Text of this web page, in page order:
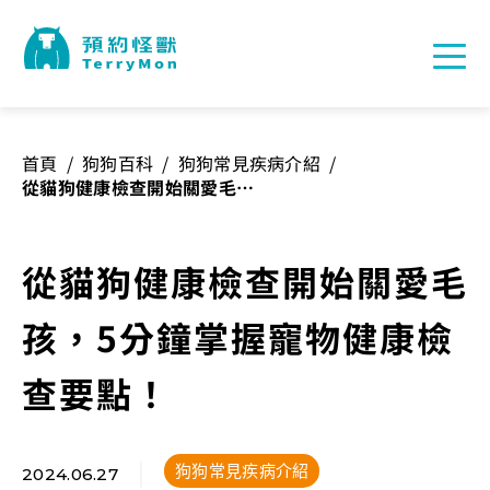
首頁 / 狗狗百科 / 狗狗常見疾病介紹 /
從貓狗健康檢查開始關愛毛
從貓狗健康檢查開始關愛毛
孩，5分鐘掌握寵物健康檢
查要點！
2024.06.27 狗狗常見疾病介紹